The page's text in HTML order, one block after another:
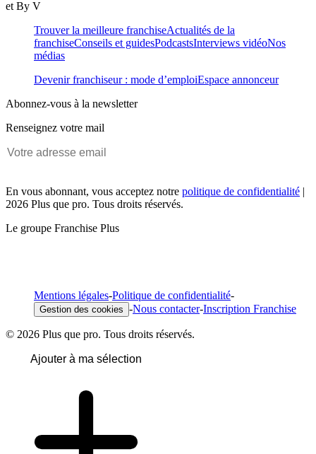
et By V
Trouver la meilleure franchiseActualités de la
franchiseConseils et guidesPodcastsInterviews vidéoNos
médias
Devenir franchiseur : mode d’emploiEspace annonceur
Abonnez-vous à la newsletter
Renseignez votre mail
En vous abonnant, vous acceptez notre politique de confidentialité |
2026 Plus que pro. Tous droits réservés.
Le groupe Franchise Plus
Mentions légales-Politique de confidentialité-
Gestion des cookies -Nous contacter-Inscription Franchise
© 2026 Plus que pro. Tous droits réservés.
Ajouter à ma sélection